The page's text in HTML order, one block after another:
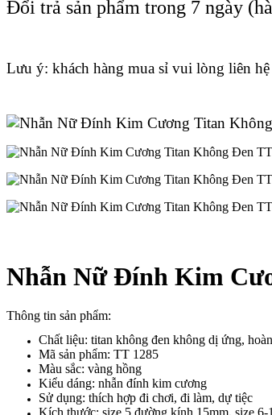
Đổi trả sản phẩm trong 7 ngày
Lưu ý: khách hàng mua sỉ vui lòng liên
Nhẫn Nữ Đính Kim
Thông tin sản phẩm:
Chất liệu: titan không đen không dị ứng,
Mã sản phẩm: TT 1285
Màu sắc: vàng hồng
Kiểu dáng: nhẫn đính kim cương
Sử dụng: thích hợp đi chơi, đi làm, dự tiệc